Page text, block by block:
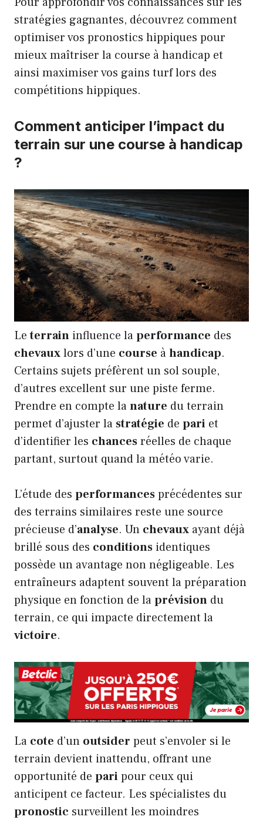
stratégies gagnantes, découvrez comment
optimiser vos pronostics hippiques pour
mieux maîtriser la course à handicap et
ainsi maximiser vos gains turf lors des
compétitions hippiques.
Comment anticiper l’impact du
terrain sur une course à handicap
?
Leterrain influence laperformance des
chevauxlors d’une course àhandicap.
Certains sujets préfèrent un sol souple,
d’autres excellent sur une piste ferme.
Prendre en compte lanature du terrain
permet d’ajuster la stratégie de pari et
d’identifier les chancesréelles de chaque
partant, surtout quand la météo varie.
L’étude des performancesprécédentes sur
des terrains similaires reste une source
précieuse d’analyse. Un chevaux ayant déjà
brillé sous des conditions identiques
possède un avantage non négligeable. Les
entraîneurs adaptent souvent la préparation
physique en fonction de laprévision du
terrain, ce qui impacte directement la
victoire.
La cote d’un outsider peut s’envoler si le
terrain devient inattendu, offrant une
opportunité de paripour ceux qui
anticipent ce facteur. Les spécialistes du
pronostic surveillent les moindres